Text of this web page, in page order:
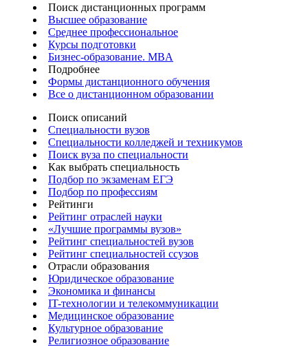
Поиск дистанционных программ
Высшее образование
Среднее профессиональное
Курсы подготовки
Бизнес-образование. MBA
Подробнее
Формы дистанционного обучения
Все о дистанционном образовании
Поиск описаний
Специальности вузов
Специальности колледжей и техникумов
Поиск вуза по специальности
Как выбрать специальность
Подбор по экзаменам ЕГЭ
Подбор по профессиям
Рейтинги
Рейтинг отраслей науки
«Лучшие программы вузов»
Рейтинг специальностей вузов
Рейтинг специальностей ссузов
Отрасли образования
Юридическое образование
Экономика и финансы
IT-технологии и телекоммуникации
Медицинское образование
Культурное образование
Религиозное образование